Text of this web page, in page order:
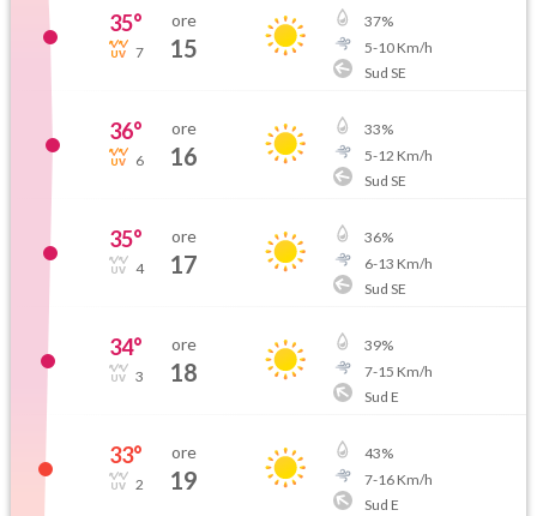
35°
7
ore
15
37%
5-10Km/h
Sud SE
36°
6
ore
16
33%
5-12 Km/h
Sud SE
35°
4
ore
17
36%
6-13 Km/h
Sud SE
34°
3
ore
18
39%
7-15 Km/h
Sud E
33°
2
ore
19
43%
7-16Km/h
Sud E